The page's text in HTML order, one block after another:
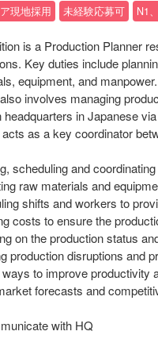
現地採用 未経験応募可 N1
is a Production Planner
Key duties include
equipment, and manpower.
involves managing
headquarters in Japanese
as a key coordinator
scheduling and
raw materials and
shifts and workers to
costs to ensure the
on the production status
production disruptions and
ways to improve productivity
forecasts and
with HQ